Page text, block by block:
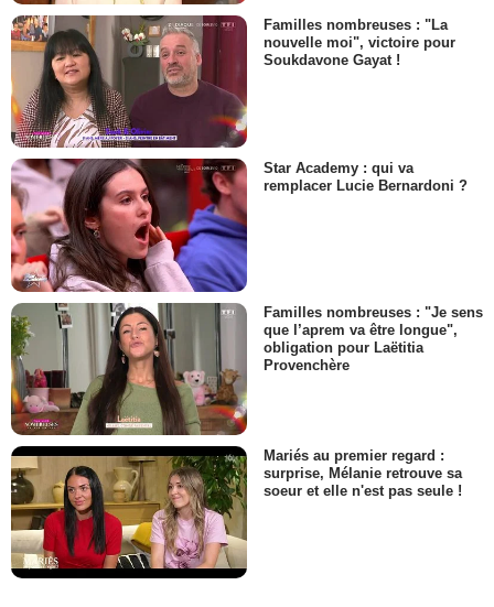
Familles nombreuses : "La
nouvelle moi", victoire pour
Soukdavone Gayat !
Star Academy : qui va
remplacer Lucie Bernardoni ?
Familles nombreuses : "Je sens
que l’aprem va être longue",
obligation pour Laëtitia
Provenchère
Mariés au premier regard :
surprise, Mélanie retrouve sa
soeur et elle n'est pas seule !